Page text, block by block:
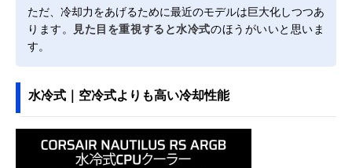
ただ、冷却力をあげるために最近のモデルは巨大化しつつあ
ります。
見た目を重視すると水冷式のほうがいいと思いま
す。
水冷式｜空冷式よりも高い冷却性能